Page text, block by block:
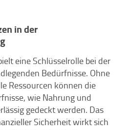
in der
eine Schlüsselrolle bei der
Bedürfnisse. Ohne
Ressourcen können die
wie Nahrung und
gedeckt werden. Das
Sicherheit wirkt sich